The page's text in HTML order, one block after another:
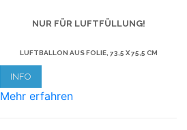
NUR FÜR LUFTFÜLLUNG!
LUFTBALLON AUS FOLIE, 73,5 X 75,5 CM
INFO
Mehr erfahren